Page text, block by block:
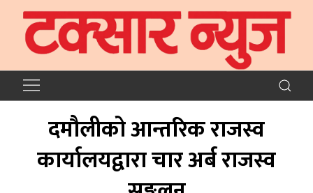
दमौलीको आन्तरिक राजस्व
कार्यालयद्वारा चार अर्ब राजस्व